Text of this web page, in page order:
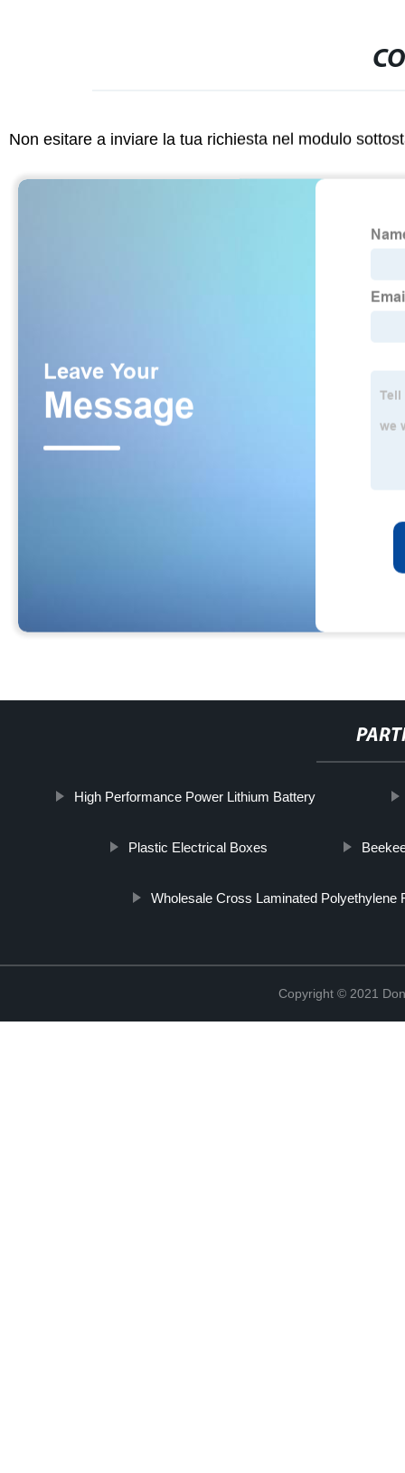
Non esitare a inviare la tua richiesta nel modulo
High Performance Power Lithium Battery
Plastic Electrical Boxes
Wholesale Cross Laminated Polyethylene
Copyright © 2021